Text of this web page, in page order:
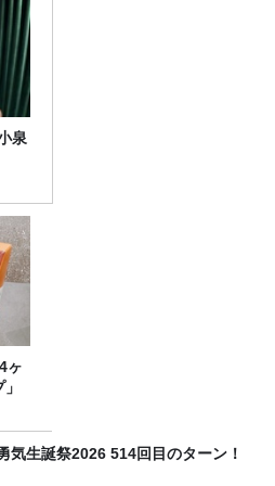
泉
ヶ
気生誕祭2026 514回目のターン！